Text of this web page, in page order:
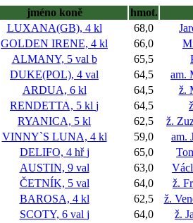
jméno koně
hmot.
LUXANA(GB), 4 kl 68,0
GOLDEN IRENE, 4 kl 66,0
ALMANY, 5 val b 65,5
DUKE(POL), 4 val 64,5
am.
ARDUA, 6 kl 64,5
ž.
RENDETTA, 5 kl j 64,5
RYANICA, 5 kl 62,5
ž.
VINNY`S LUNA, 4 kl 59,0
am.
DELIFO, 4 hřj 65,0
AUSTIN, 9 val 63,0
ČETNÍK, 5 val 64,0
ž.
BAROSA, 4 kl 62,5
ž.
SCOTY, 6 val j 64,0
ž.